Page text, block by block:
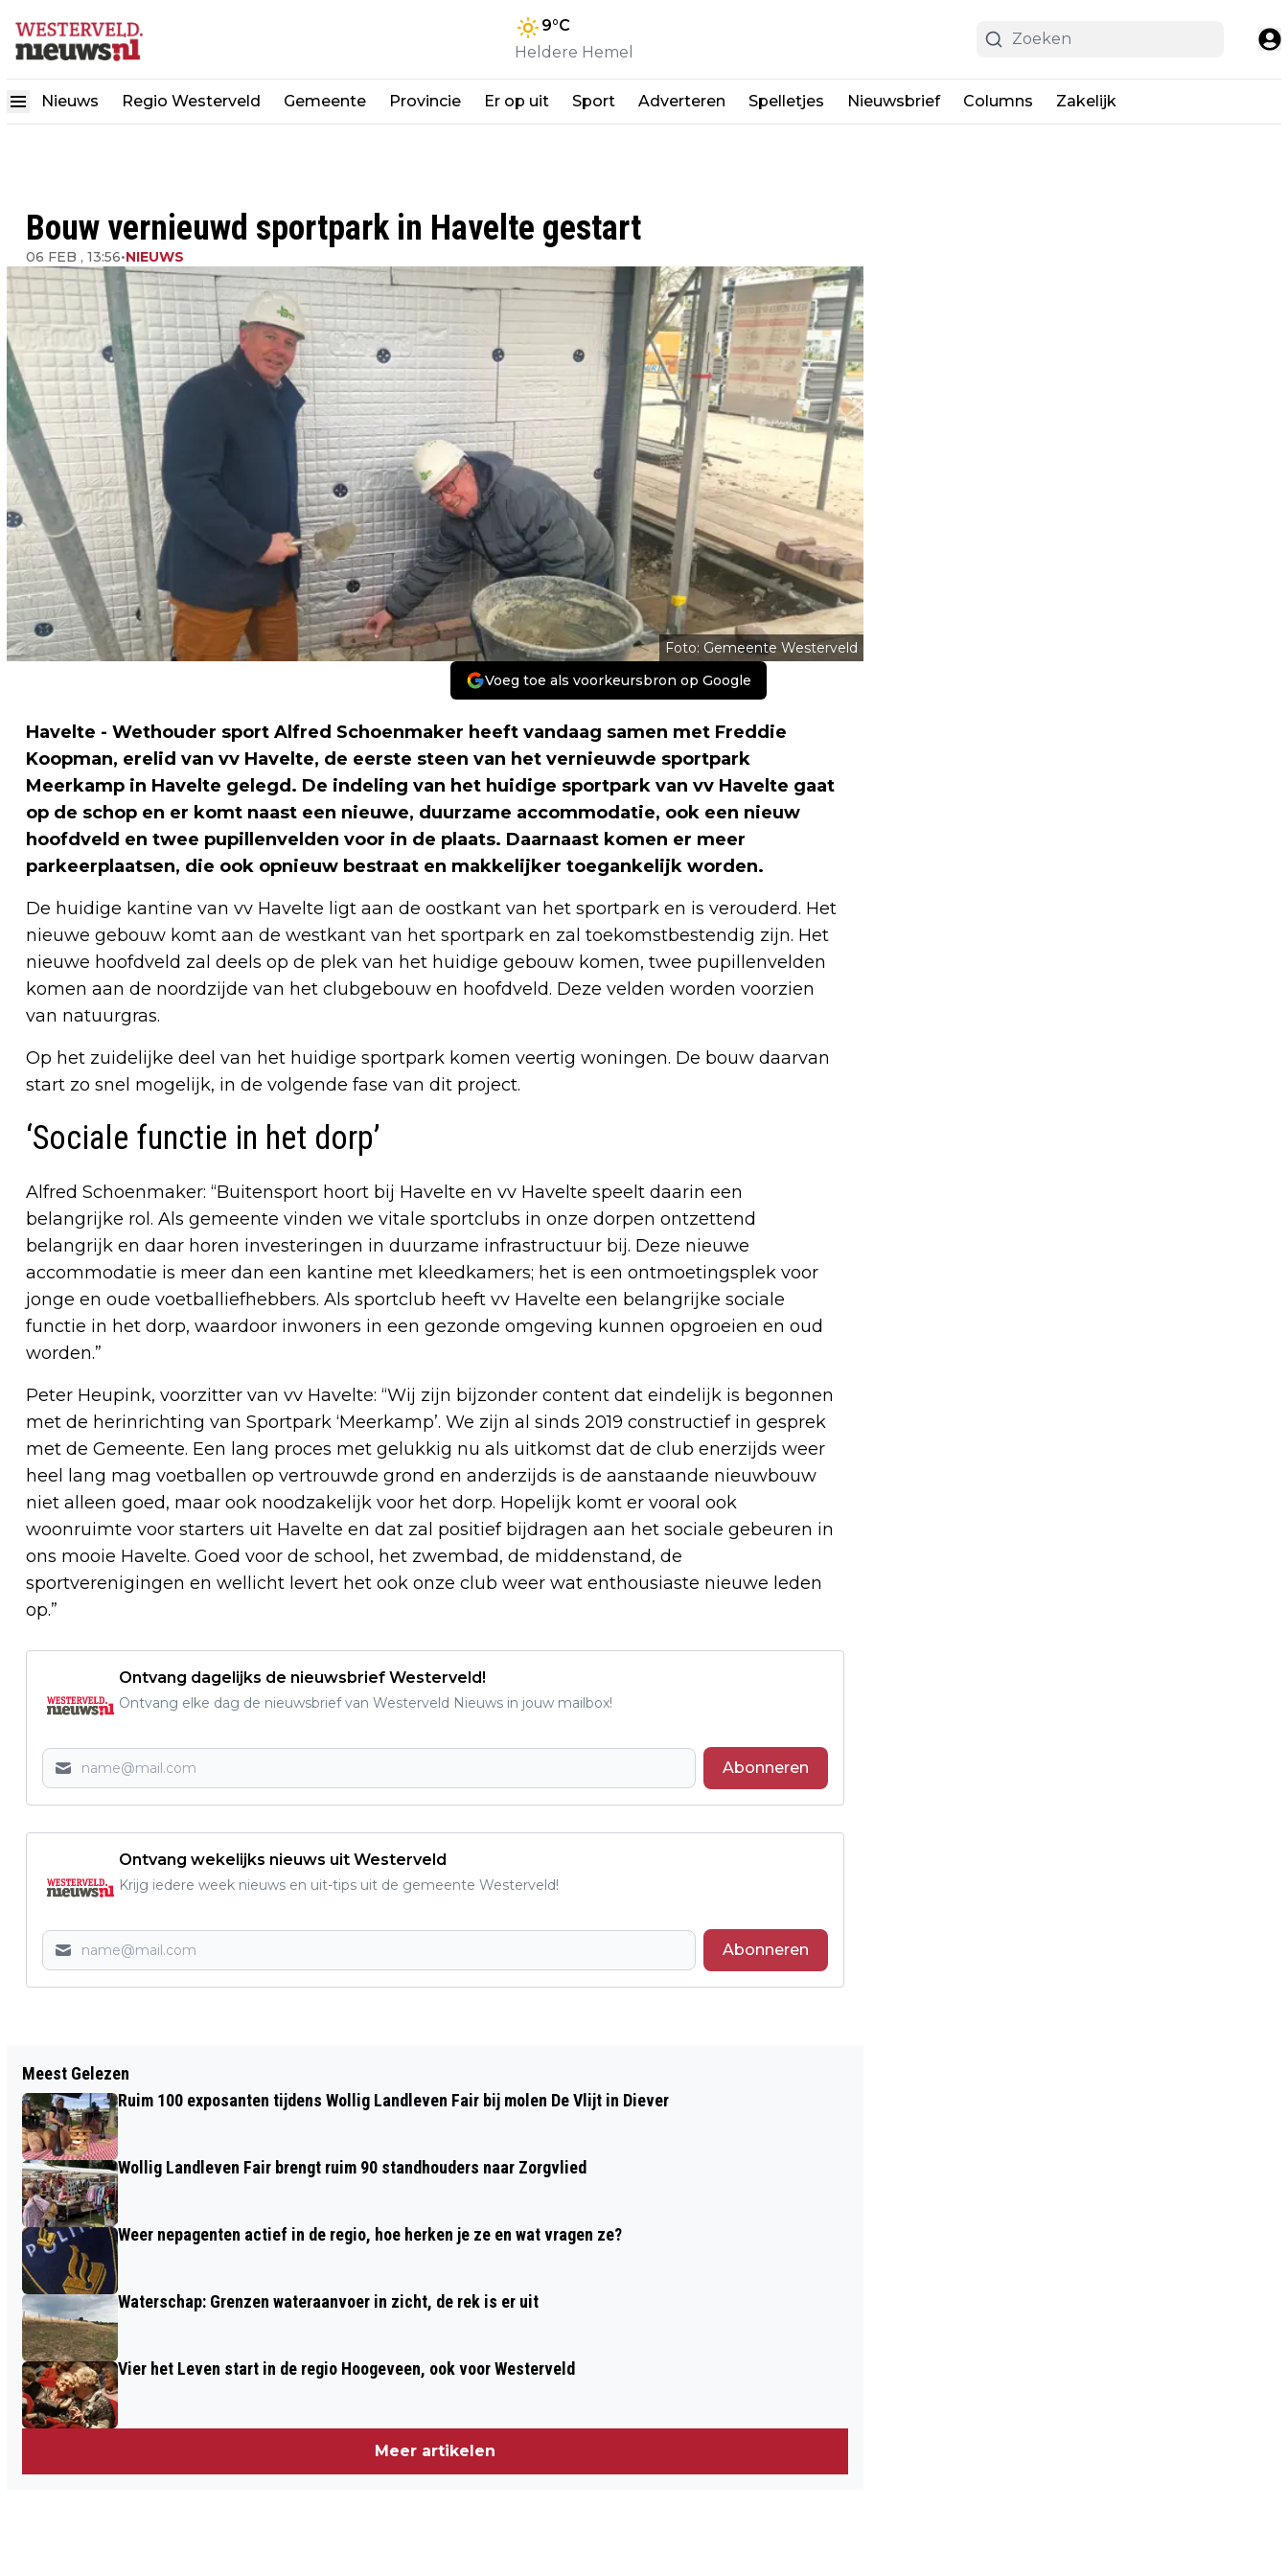
9°C
Heldere Hemel
Nieuws Regio Westerveld Gemeente Provincie Er op uit Sport Adverteren Spelletjes Nieuwsbrief Columns Zakelijk
Bouw vernieuwd sportpark in Havelte gestart
06 FEB , 13:56•NIEUWS
Foto: Gemeente Westerveld
Voeg toe als voorkeursbron op Google
Havelte - Wethouder sport Alfred Schoenmaker heeft vandaag samen met Freddie
Koopman, erelid van vv Havelte, de eerste steen van het vernieuwde sportpark
Meerkamp in Havelte gelegd. De indeling van het huidige sportpark van vv Havelte gaat
op de schop en er komt naast een nieuwe, duurzame accommodatie, ook een nieuw
hoofdveld en twee pupillenvelden voor in de plaats. Daarnaast komen er meer
parkeerplaatsen, die ook opnieuw bestraat en makkelijker toegankelijk worden.
De huidige kantine van vv Havelte ligt aan de oostkant van het sportpark en is verouderd. Het
nieuwe gebouw komt aan de westkant van het sportpark en zal toekomstbestendig zijn. Het
nieuwe hoofdveld zal deels op de plek van het huidige gebouw komen, twee pupillenvelden
komen aan de noordzijde van het clubgebouw en hoofdveld. Deze velden worden voorzien
van natuurgras.
Op het zuidelijke deel van het huidige sportpark komen veertig woningen. De bouw daarvan
start zo snel mogelijk, in de volgende fase van dit project.
‘Sociale functie in het dorp’
Alfred Schoenmaker: “Buitensport hoort bij Havelte en vv Havelte speelt daarin een
belangrijke rol. Als gemeente vinden we vitale sportclubs in onze dorpen ontzettend
belangrijk en daar horen investeringen in duurzame infrastructuur bij. Deze nieuwe
accommodatie is meer dan een kantine met kleedkamers; het is een ontmoetingsplek voor
jonge en oude voetballiefhebbers. Als sportclub heeft vv Havelte een belangrijke sociale
functie in het dorp, waardoor inwoners in een gezonde omgeving kunnen opgroeien en oud
worden.”
Peter Heupink, voorzitter van vv Havelte: “Wij zijn bijzonder content dat eindelijk is begonnen
met de herinrichting van Sportpark ‘Meerkamp’. We zijn al sinds 2019 constructief in gesprek
met de Gemeente. Een lang proces met gelukkig nu als uitkomst dat de club enerzijds weer
heel lang mag voetballen op vertrouwde grond en anderzijds is de aanstaande nieuwbouw
niet alleen goed, maar ook noodzakelijk voor het dorp. Hopelijk komt er vooral ook
woonruimte voor starters uit Havelte en dat zal positief bijdragen aan het sociale gebeuren in
ons mooie Havelte. Goed voor de school, het zwembad, de middenstand, de
sportverenigingen en wellicht levert het ook onze club weer wat enthousiaste nieuwe leden
op.”
Ontvang dagelijks de nieuwsbrief Westerveld!
Ontvang elke dag de nieuwsbrief van Westerveld Nieuws in jouw mailbox!
Abonneren
Ontvang wekelijks nieuws uit Westerveld
Krijg iedere week nieuws en uit-tips uit de gemeente Westerveld!
Abonneren
GRATIS KINDERBOEK EN LESBRIEF VAN
KEES OPMEER OVER DE WOLF
ECONOMISCHE KOERS VAST
Meest Gelezen
Ruim 100 exposanten tijdens Wollig Landleven Fair bij molen De Vlijt in Diever
Wollig Landleven Fair brengt ruim 90 standhouders naar Zorgvlied
Weer nepagenten actief in de regio, hoe herken je ze en wat vragen ze?
Waterschap: Grenzen wateraanvoer in zicht, de rek is er uit
Vier het Leven start in de regio Hoogeveen, ook voor Westerveld
Meer artikelen